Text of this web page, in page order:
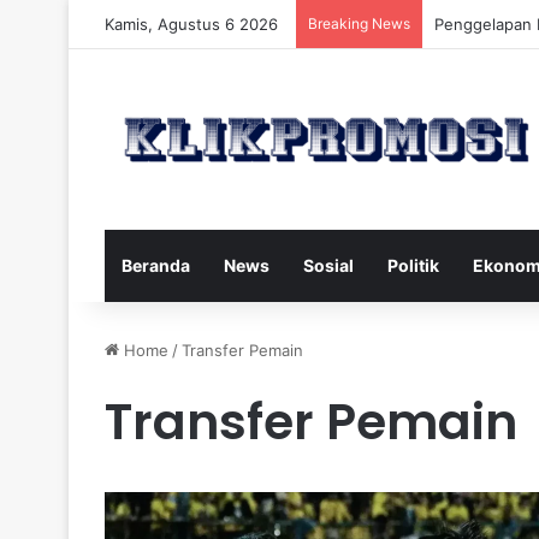
Kamis, Agustus 6 2026 Breaking News Gaya Hidup
Beranda News Sosial Politik
Home /Transfer Pemain
Transfer Pemain